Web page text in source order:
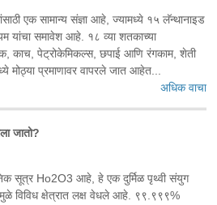
एक सामान्य संज्ञा आहे, ज्यामध्ये १५ लॅन्थानाइड
यांचा समावेश आहे. १८ व्या शतकाच्या
काच, पेट्रोकेमिकल्स, छपाई आणि रंगकाम, शेती
मोठ्या प्रमाणावर वापरले जात आहेत...
अधिक वाचा
जातो?
सूत्र Ho2O3 आहे, हे एक दुर्मिळ पृथ्वी संयुग
विविध क्षेत्रात लक्ष वेधले आहे. ९९.९९९%